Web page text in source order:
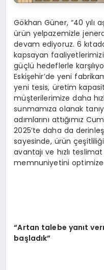
Gökhan Güner, “40 yılı
ürün yelpazemizle
devam ediyoruz. 6
kapsayan
güçlü hedeflerle
Eskişehir’de yeni
yeni tesis, üretim
müşterilerimize daha
sunmamıza olanak
adımlarını attığımız
2025’te daha da
sayesinde, ürün
avantajı ve hızlı
memnuniyetini optimize
“Artan talebe yanıt
başladık”